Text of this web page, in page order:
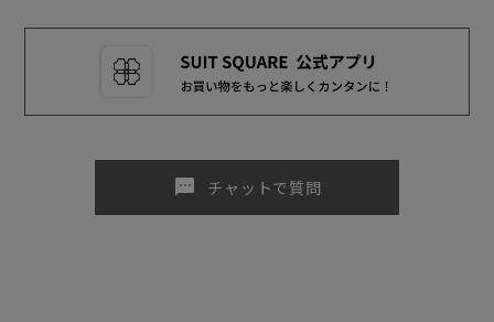
sms チャットで質問